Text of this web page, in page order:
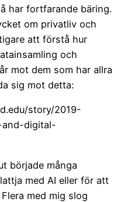
har fortfarande bäring.
om privatliv och
att förstå hur
och
mot dem som har allra
sig mot detta:
story/2019-
digital-
började många
med AI eller för att
med mig slog